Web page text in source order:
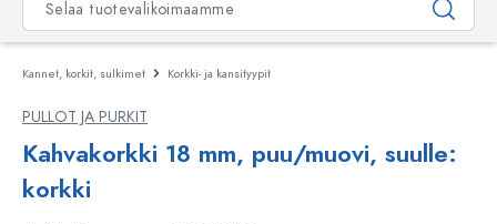
Kannet, korkit, sulkimet Korkki- ja kansityypit
PULLOT JA PURKIT
Kahvakorkki 18 mm, puu/muovi, suulle:
korkki